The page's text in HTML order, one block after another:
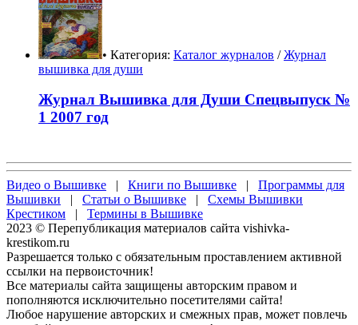
• Категория: Каталог журналов /Журнал
вышивка для души
Журнал Вышивка для Души Спецвыпуск №
1 2007 год
Видео о Вышивке | Книги по Вышивке | Программы для
Вышивки | Статьи о Вышивке | Схемы Вышивки
Крестиком | Термины в Вышивке
2023 © Перепубликация материалов сайта vishivka-
krestikom.ru
Разрешается только с обязательным проставлением активной
ссылки на первоисточник!
Все материалы сайта защищены авторским правом и
пополняются исключительно посетителями сайта!
Любое нарушение авторских и смежных прав, может повлечь